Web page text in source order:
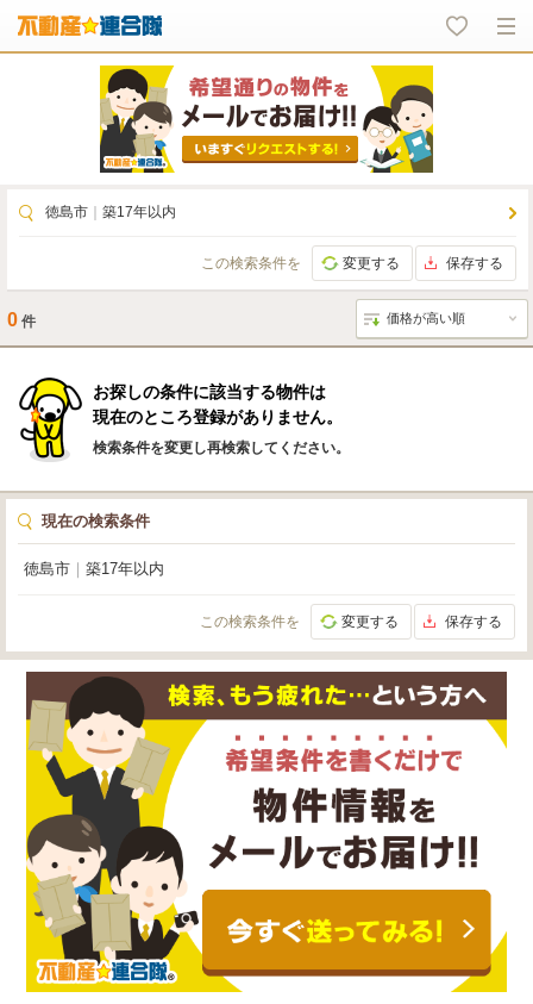
徳島市 築17年以内
この検索条件を 変更する 保存する
0 件
お探しの条件に該当する物件は
現在のところ登録がありません。
検索条件を変更し再検索してください。
現在の検索条件
徳島市 築17年以内
この検索条件を 変更する 保存する